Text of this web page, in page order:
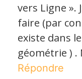
vers Ligne ».
faire (par
existe dans
géométrie ) .
Répondre